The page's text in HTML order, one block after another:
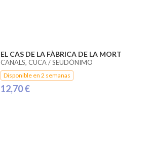
EL CAS DE LA FÀBRICA DE LA MORT
CANALS, CUCA / SEUDÓNIMO
Disponible en 2 semanas
12,70 €